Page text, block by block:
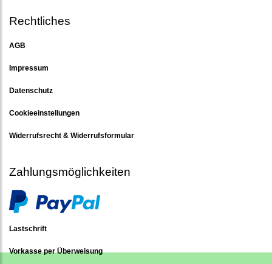
Rechtliches
AGB
Impressum
Datenschutz
Cookieeinstellungen
Widerrufsrecht & Widerrufsformular
Zahlungsmöglichkeiten
Lastschrift
Vorkasse per Überweisung